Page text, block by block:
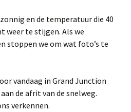
en de temperatuur die 40
weer te stijgen. Als we
stoppen we om wat foto’s te
vandaag in Grand Junction
de afrit van de snelweg.
verkennen.